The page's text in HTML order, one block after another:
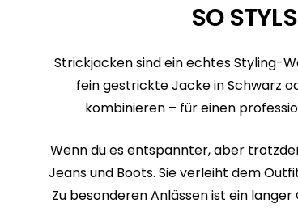
SO
Strickjacken sind ein echtes Styling-
fein gestrickte Jacke in Schwarz
kombinieren – für einen
Wenn du es entspannter, aber
Jeans und Boots. Sie verleiht dem
Zu besonderen Anlässen ist ein